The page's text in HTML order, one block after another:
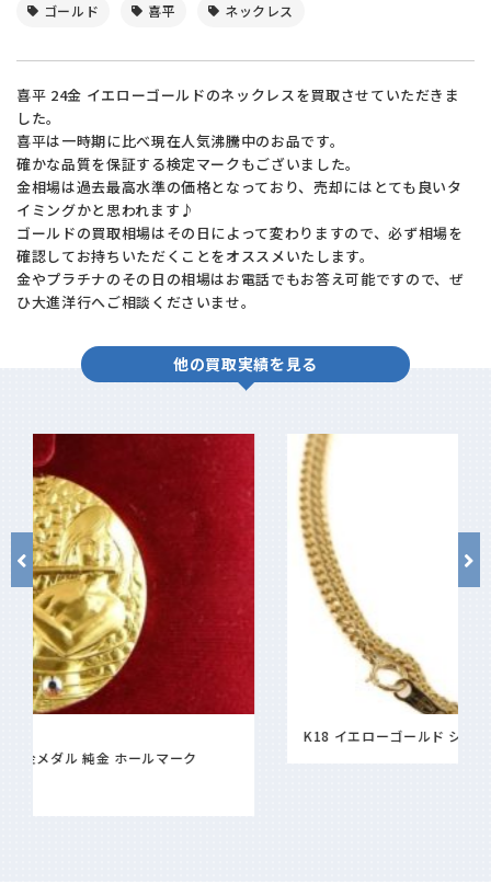
ゴールド 喜平 ネックレス
喜平 24金 イエローゴールドのネックレスを買取させていただきま
した。
喜平は一時期に比べ現在人気沸騰中のお品です。
確かな品質を保証する検定マークもございました。
金相場は過去最高水準の価格となっており、売却にはとても良いタ
イミングかと思われます♪
ゴールドの買取相場はその日によって変わりますので、必ず相場を
確認してお持ちいただくことをオススメいたします。
金やプラチナのその日の相場はお電話でもお答え可能ですので、ぜ
ひ大進洋行へご相談くださいませ。
他の買取実績を見る
K18 イエローゴールド シングル 2面 喜平 ネックレス